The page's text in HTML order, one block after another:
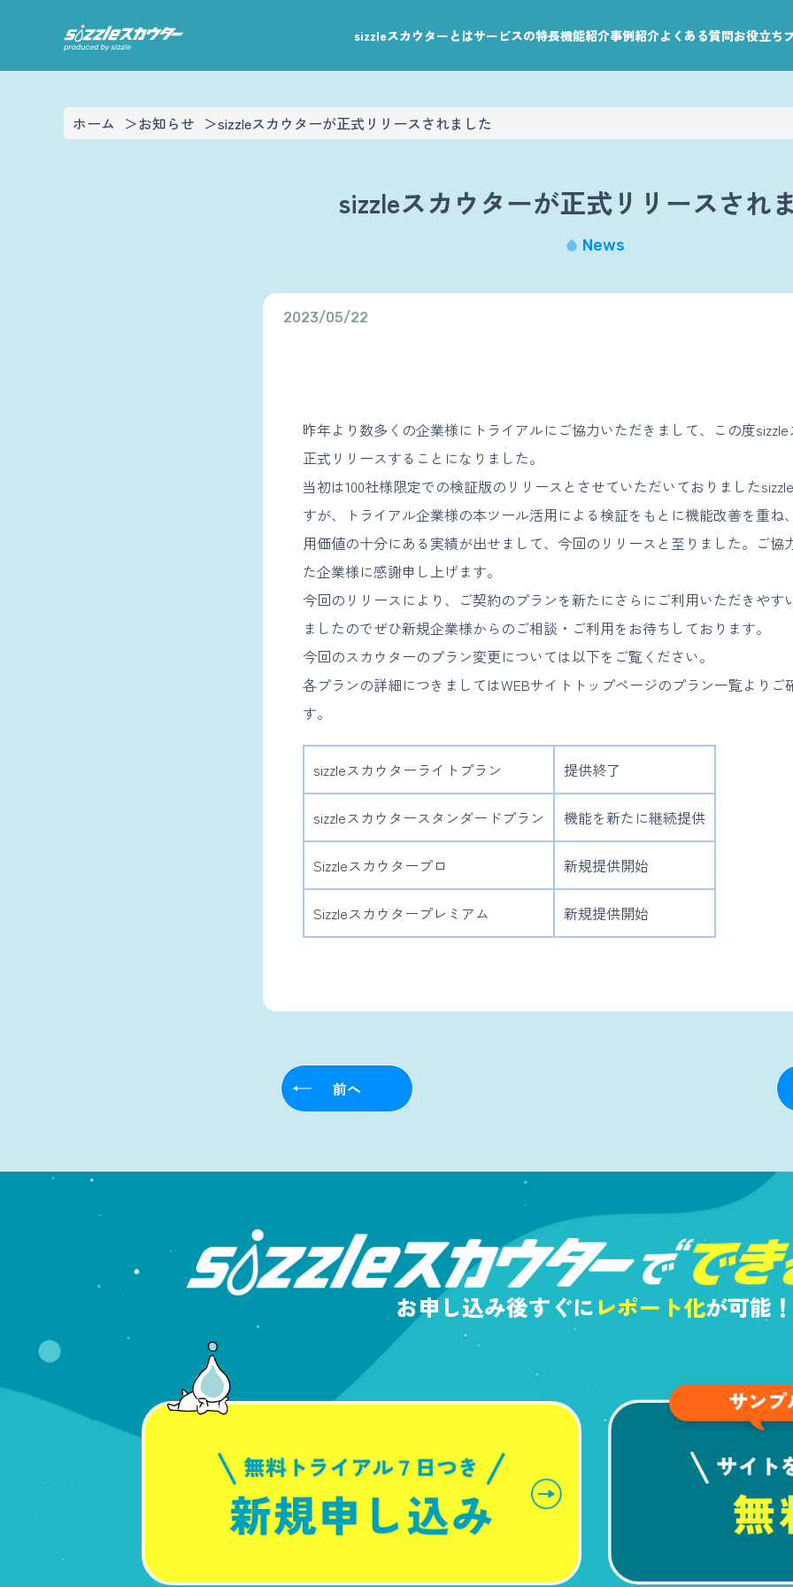
sizzleスカウターとはサービスの特長機能紹介事例紹介よくある質問お役立ち
ホーム お知らせ sizzleスカウターが正式リリースされました
sizzleスカウターが正式リリースされ
News
2023/05/22
昨年より数多くの企業様にトライアルにご協力いただきまして、この度
正式リリースすることになりました。
当初は100社様限定での検証版のリリースとさせていただいておりました
すが、トライアル企業様の本ツール活用による検証をもとに機能改善を重ね
用価値の十分にある実績が出せまして、今回のリリースと至りました。ご協
た企業様に感謝申し上げます。
今回のリリースにより、ご契約のプランを新たにさらにご利用いただきやす
ましたのでぜひ新規企業様からのご相談・ご利用をお待ちしております。
今回のスカウターのプラン変更については以下をご覧ください。
各プランの詳細につきましてはWEBサイトトップページのプラン一覧よりご
す。
sizzleスカウターライトプラン 提供終了
sizzleスカウタースタンダードプラン 機能を新たに継続提供
Sizzleスカウタープロ 新規提供開始
Sizzleスカウタープレミアム 新規提供開始
前へ
お申し込み後すぐにレポート化が可能！